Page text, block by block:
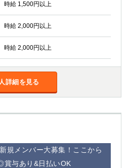
時給 1,500円以上
時給 2,000円以上
時給 2,000円以上
詳細を見る
規メンバー大募集！ここから
賞与あり&日払いOK